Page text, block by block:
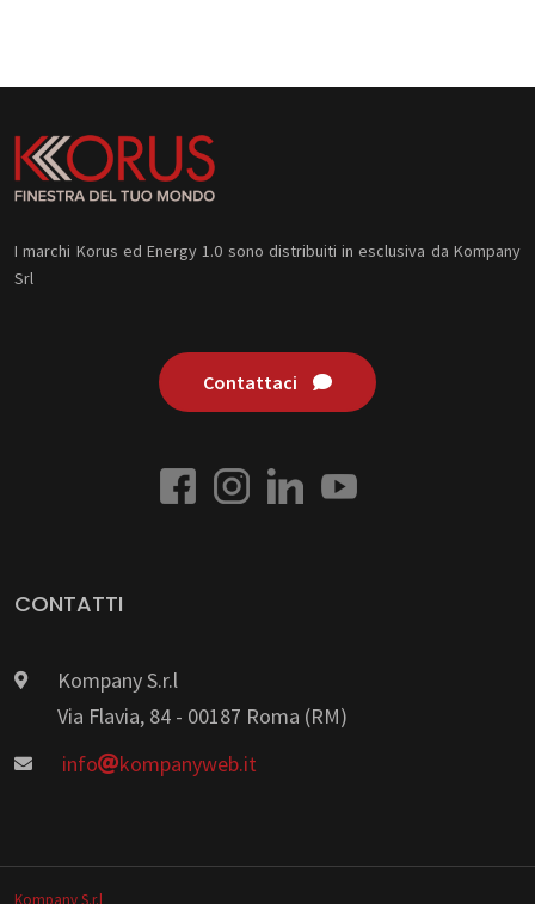
I marchi Korus ed Energy 1.0 sono distribuiti in esclusiva da Kompany
Srl
Contattaci
CONTATTI
Kompany S.r.l
Via Flavia, 84 - 00187 Roma (RM)
info
kompanyweb.it
Kompany S.r.l